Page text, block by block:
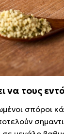
να τους
σπόροι